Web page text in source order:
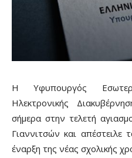
Η Υφυπουργός
Ηλεκτρονικής
σήμερα στην τελετή
Γιαννιτσών και
έναρξη της νέας σχολικής